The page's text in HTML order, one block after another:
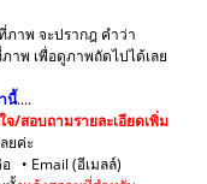
ภาพ จะปรากฎ คำว่า
พ เพื่อดูภาพถัดไปได้เลย
นี้....
จ/สอบถามรายละเอียดเพิ่ม
ยค่ะ
• Email (อีเมลล์)